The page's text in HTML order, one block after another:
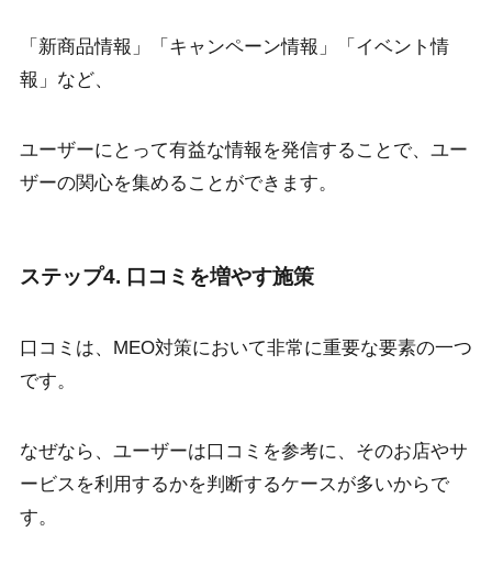
「新商品情報」「キャンペーン情報」「イベント情
報」など、
ユーザーにとって有益な情報を発信することで、ユー
ザーの関心を集めることができます。
ステップ4. 口コミを増やす施策
口コミは、MEO対策において非常に重要な要素の一つ
です。
なぜなら、ユーザーは口コミを参考に、そのお店やサ
ービスを利用するかを判断するケースが多いからで
す。